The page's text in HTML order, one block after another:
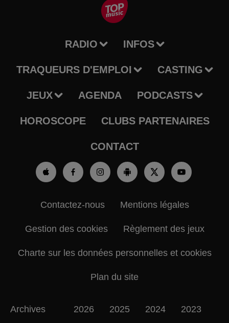
RADIO INFOS
TRAQUEURS D'EMPLOI CASTING
JEUX AGENDA PODCASTS
HOROSCOPE CLUBS PARTENAIRES
CONTACT
Contactez-nous Mentions légales
Gestion des cookies Règlement des jeux
Charte sur les données personnelles et cookies
Plan du site
Archives 2026 2025 2024 2023